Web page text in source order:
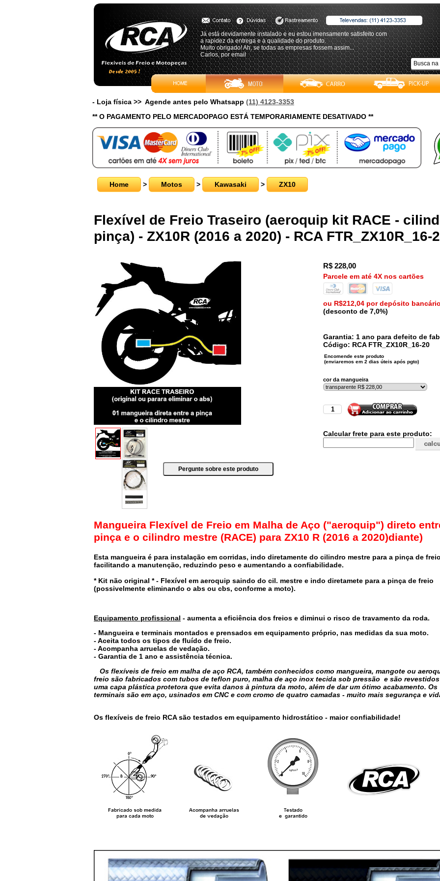
Já está devidamente instalado e eu estou imensamente satisfeito com
a rapidez da entrega e a qualidade do produto.
Muito obrigado! Ah, se todas as empresas fossem assim...
Carlos, por email
- Loja física >> Agende antes pelo Whatsapp (11) 4123-3353
** O PAGAMENTO PELO MERCADOPAGO ESTÁ TEMPORARIAMENTE DESATIVADO **
Home > Motos > Kawasaki > ZX10
Flexível de Freio Traseiro (aeroquip kit RACE -
pinça) - ZX10R (2016 a 2020) - RCA FTR_ZX10R_16-
R$228,00
Parcele em até 4X nos cartões
ou R$212,04 por depósito bancário
(desconto de 7,0%)
Garantia: 1 ano para defeito de
Código: RCAFTR_ZX10R_16-20
cor da mangueira
Calcular frete para este produto:
Mangueira Flexível de Freio em Malha de Aço ("aeroquip") direto
pinça e o cilindro mestre (RACE) para ZX10 R (2016 a 2020)diante)
Esta mangueira é para instalação em corridas, indo diretamente do cilindro mestre para a pinça de
facilitando a manutenção, reduzindo peso e aumentando a confiabilidade.
* Kit não original * - Flexível em aeroquip saindo do cil. mestre e indo diretamete para a pinça de freio
(possivelmente eliminando o abs ou cbs, conforme a moto).
Equipamento profissional - aumenta a eficiência dos freios e diminui o risco de travamento da roda.
- Mangueira e terminais montados e prensados em equipamento próprio, nas medidas da sua moto.
- Aceita todos os tipos de fluído de freio.
- Acompanha arruelas de vedação.
- Garantia de 1 ano e assistência técnica.
Os flexíveis de freio em malha de aço RCA, também conhecidos como mangueira, mangote ou
freio são fabricados com tubos de teflon puro, malha de aço inox tecida sob pressão e são
uma capa plástica protetora que evita danos à pintura da moto, além de dar um ótimo acabamento. Os
terminais são em aço, usinados em CNC e com cromo de quatro camadas - muito mais segurança e
Os flexíveis de freio RCA são testados em equipamento hidrostático - maior confiabilidade!